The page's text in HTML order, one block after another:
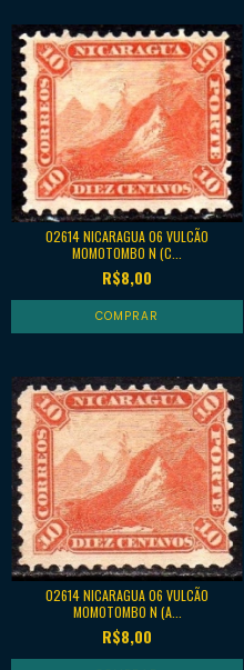
02614 NICARAGUA 06 VULCÃO
MOMOTOMBO N (C...
R$8,00
02614 NICARAGUA 06 VULCÃO
MOMOTOMBO N (A...
R$8,00